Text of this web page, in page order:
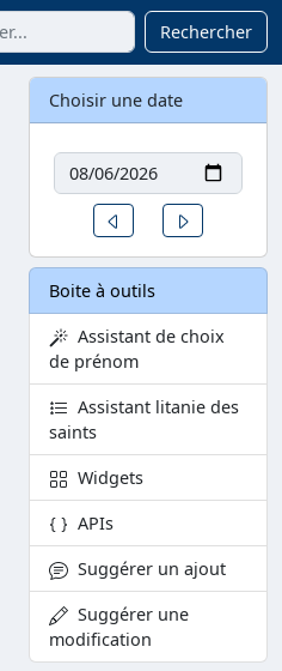
Rechercher
Choisir une date
Date
Un jour avant
Boite à outils
Assistant de choix
de prénom
Assistant litanie des
saints
Widgets
APIs
Suggérer un ajout
Suggérer une
modification